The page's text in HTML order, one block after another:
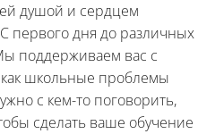
душой и сердцем
первого дня до различных
поддерживаем вас с
школьные проблемы
с кем-то поговорить,
сделать ваше обучение